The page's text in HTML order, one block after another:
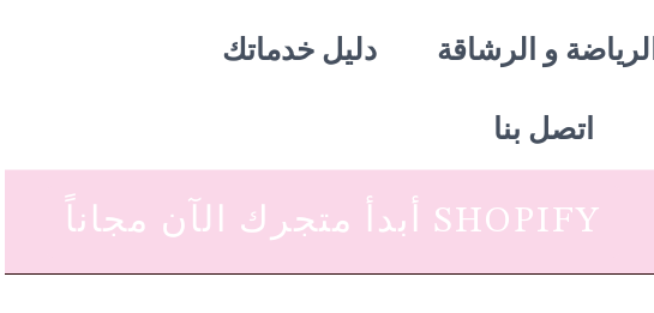
الرياضة و الرشاقة دليل خدماتك
اتصل بنا
SHOPIFY أبدأ متجرك الآن مجاناً